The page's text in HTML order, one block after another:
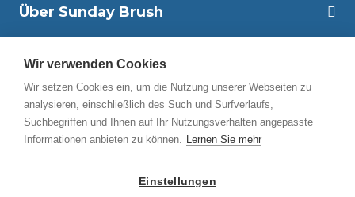
Wir verwenden Cookies
Wir setzen Cookies ein, um die Nutzung unserer Webseiten zu
analysieren, einschließlich des Such und Surfverlaufs,
Suchbegriffen und Ihnen auf Ihr Nutzungsverhalten angepasste
Informationen anbieten zu können. Lernen Sie mehr
Einstellungen
Über Sunday Brush
Folgen Sie uns
Zahlungsmethoden
© 2026 – Sunday Brush